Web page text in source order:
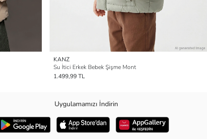
KANZ
Su İtici Erkek Bebek Şişme Mont
1.499,99 TL
Uygulamamızı İndirin